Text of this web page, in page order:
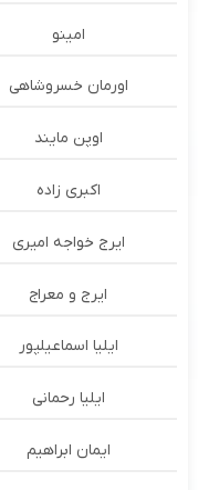
امینو
اورمان خسروشاهی
اوپن مایند
اکبری زاده
ایرج خواجه امیری
ایرج و معراج
ایلیا اسماعیلپور
ایلیا رحمانی
ایمان ابراهیم